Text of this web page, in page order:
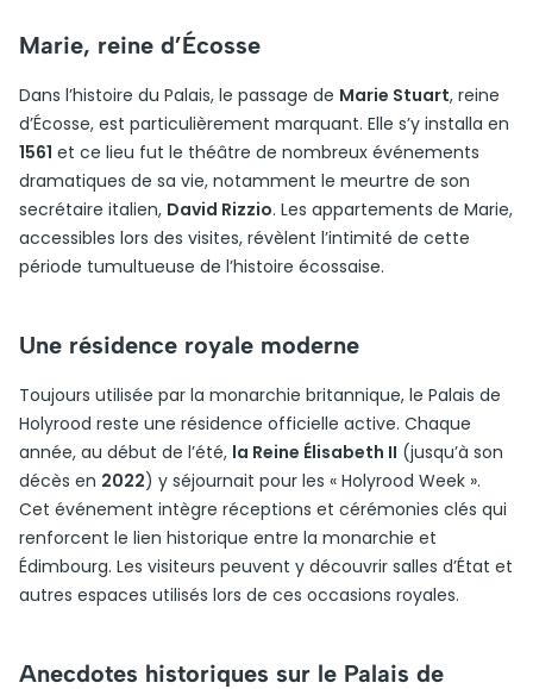
Marie, reine d’Écosse
Dans l’histoire du Palais, le passage de Marie Stuart, reine
d’Écosse, est particulièrement marquant. Elle s’y installa en
1561 et ce lieu fut le théâtre de nombreux événements
dramatiques de sa vie, notamment le meurtre de son
secrétaire italien, David Rizzio. Les appartements de Marie,
accessibles lors des visites, révèlent l’intimité de cette
période tumultueuse de l’histoire écossaise.
Une résidence royale moderne
Toujours utilisée par la monarchie britannique, le Palais de
Holyrood reste une résidence officielle active. Chaque
année, au début de l’été, la Reine Élisabeth II (jusqu’à son
décès en 2022) y séjournait pour les « Holyrood Week ».
Cet événement intègre réceptions et cérémonies clés qui
renforcent le lien historique entre la monarchie et
Édimbourg. Les visiteurs peuvent y découvrir salles d’État et
autres espaces utilisés lors de ces occasions royales.
Anecdotes historiques sur le Palais de